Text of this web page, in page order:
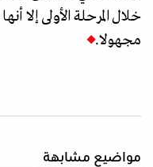
خلال المرحلة الأولى إلا
مجهولا.
مواضيع مشابهة